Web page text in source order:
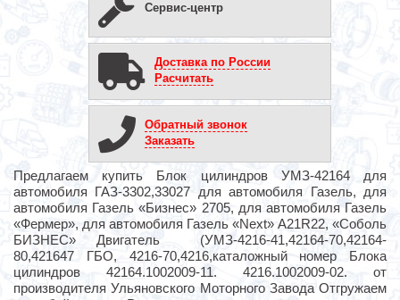
Сервис-центр
Доставка по России
Расчитать
Обратный звонок
Заказать
Предлагаем купить Блок цилиндров УМЗ-42164 для
автомобиля ГАЗ-3302,33027 для автомобиля Газель, для
автомобиля Газель «Бизнес» 2705, для автомобиля Газель
«Фермер», для автомобиля Газель «Next» А21R22, «Соболь
БИЗНЕС» Двигатель (УМЗ-4216-41,42164-70,42164-
80,421647 ГБО, 4216-70,4216,каталожный номер Блока
цилиндров 42164.1002009-11. 4216.1002009-02. от
производителя Ульяновского Моторного Завода Отгружаем